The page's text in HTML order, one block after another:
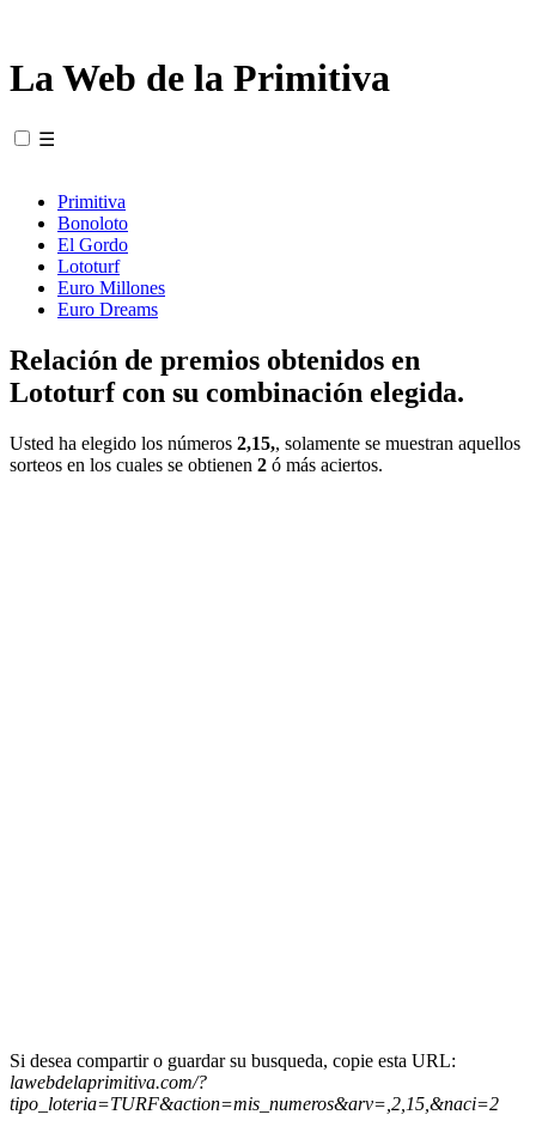
La Web de la Primitiva
☰
Primitiva
Bonoloto
El Gordo
Lototurf
Euro Millones
Euro Dreams
Relación de premios obtenidos en
Lototurf con su combinación elegida.
Usted ha elegido los números 2,15,, solamente se muestran aquellos
sorteos en los cuales se obtienen 2 ó más aciertos.
Si desea compartir o guardar su busqueda, copie esta URL:
lawebdelaprimitiva.com/?
tipo_loteria=TURF&action=mis_numeros&arv=,2,15,&naci=2